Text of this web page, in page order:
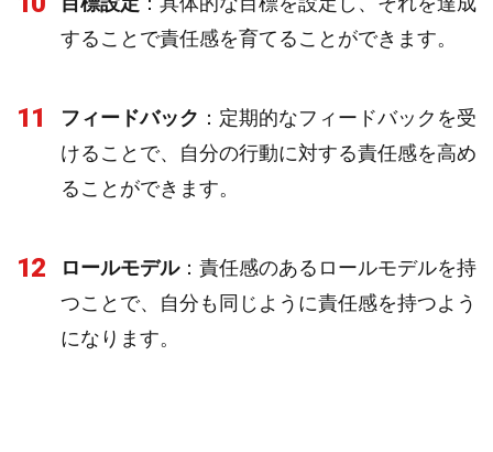
することで責任感を育てることができます。
11 フィードバック ：定期的なフィードバックを受
けることで、自分の行動に対する責任感を高め
ることができます。
12 ロールモデル：責任感のあるロールモデルを持
つことで、自分も同じように責任感を持つよう
になります。